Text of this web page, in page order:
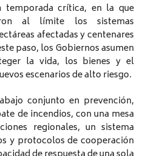
temporada crítica, en la que
al límite los sistemas
afectadas y centenares
paso, los Gobiernos asumen
la vida, los bienes y el
escenarios de alto riesgo.
conjunto en prevención,
de incendios, con una mesa
regionales, un sistema
y protocolos de cooperación